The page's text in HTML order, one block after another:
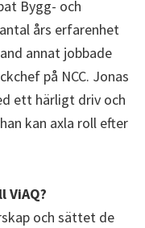
Bygg- och
års erfarenhet
annat jobbade
på NCC. Jonas
ett härligt driv och
kan axla roll efter
ViAQ?
och sättet de